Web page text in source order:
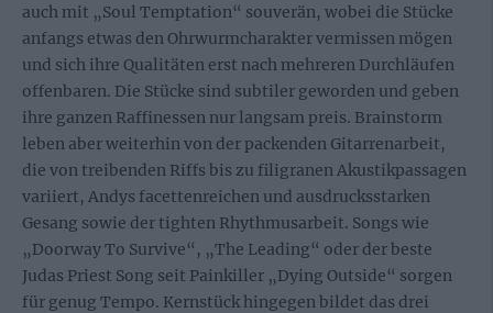
auch mit „Soul Temptation“ souverän, wobei die Stücke
anfangs etwas den Ohrwurmcharakter vermissen mögen
und sich ihre Qualitäten erst nach mehreren Durchläufen
offenbaren. Die Stücke sind subtiler geworden und geben
ihre ganzen Raffinessen nur langsam preis. Brainstorm
leben aber weiterhin von der packenden Gitarrenarbeit,
die von treibenden Riffs bis zu filigranen Akustikpassagen
variiert, Andys facettenreichen und ausdrucksstarken
Gesang sowie der tighten Rhythmusarbeit. Songs wie
„Doorway To Survive“, „The Leading“ oder der beste
Judas Priest Song seit Painkiller „Dying Outside“ sorgen
für genug Tempo. Kernstück hingegen bildet das drei